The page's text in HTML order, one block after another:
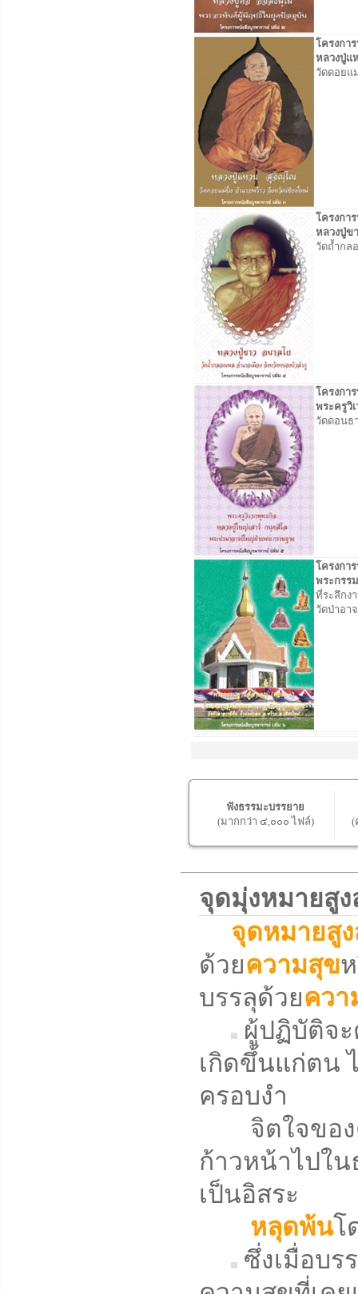
โครงกา
หลวงปู่
วัดดอยแ
โครงกา
หลวงปู่ข
วัดถ้ำกล
โครงกา
พระครูวิ
วัดดอนธ
โครงกา
พระกรร
ที่ระลึกง
วัดป่าอา
ฟังธรรมะบรรยาย
(มากกว่า ๔,๐๐๐ ไฟล์)
(
จุดมุ่งหมายสู
จุดหมายสู
ด้วยความสุข
บรรลุด้วยคว
ผู้ปฏิบัติจะ
เกิดขึ้นแก่ตน
ครอบงำ
จิตใจของ
ก้าวหน้าไปใน
เป็นอิสระ
หลุดพ้นโ
ซึ่งเมื่อบร